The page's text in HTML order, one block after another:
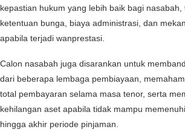
kepastian hukum yang lebih baik bagi
ketentuan bunga, biaya administrasi, dan
apabila terjadi wanprestasi.
Calon nasabah juga disarankan untuk
dari beberapa lembaga pembiayaan,
total pembayaran selama masa tenor, serta
kehilangan aset apabila tidak mampu
hingga akhir periode pinjaman.